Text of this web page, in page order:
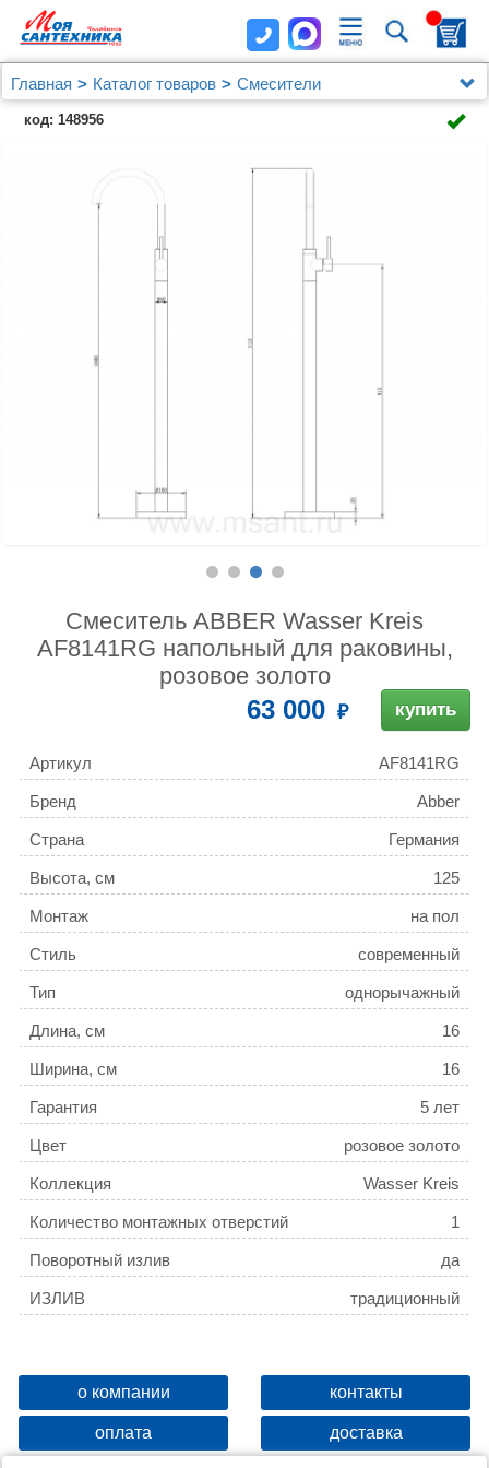
Главная Каталог товаров
Смесители
Смеситель ABBER Wasser Kreis AF8141RG
напольный для раковины, розовое золото
код: 148956
Смеситель ABBER Wasser Kreis
AF8141RG напольный для раковины,
розовое золото
63 000 купить
Артикул AF8141RG
Бренд Abber
Страна Германия
Высота, см 125
Монтаж на пол
Стиль современный
Тип однорычажный
Длина, см 16
Ширина, см 16
Гарантия 5 лет
Цвет розовое золото
Коллекция Wasser Kreis
Количество монтажных отверстий 1
Поворотный излив да
ИЗЛИВ традиционный
о компании контакты
оплата доставка